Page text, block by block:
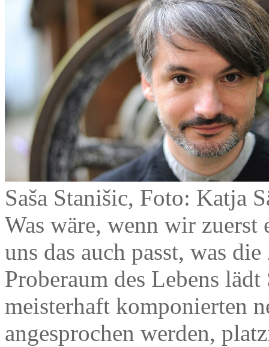
Saša Stanišic, Foto: Katja
Was wäre, wenn wir
uns das auch passt, was
Proberaum des Lebens
meisterhaft komponierten
angesprochen werden,